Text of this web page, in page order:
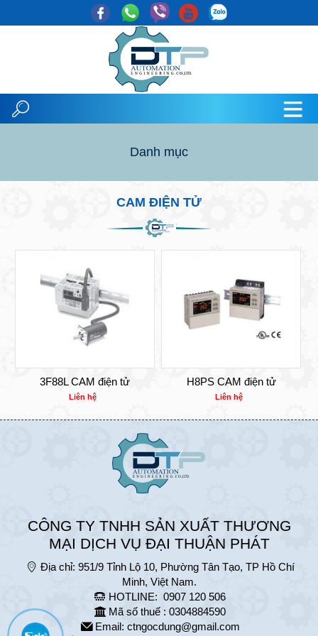
Danh mục
CAM ĐIỆN TỬ
3F88L CAM điện tử
Liên hệ
H8PS CAM điện tử
Liên hệ
CÔNG TY TNHH SẢN XUẤT THƯƠNG
MẠI DỊCH VỤ ĐẠI THUẬN PHÁT
Địa chỉ: 951/9 Tỉnh Lộ 10, Phường Tân Tạo, TP Hồ Chí
Minh, Việt Nam.
HOTLINE: 0907 120 506
Mã số thuế : 0304884590
Email: ctngocdung@gmail.com